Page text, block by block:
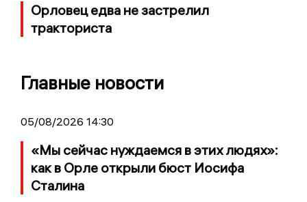
Орловец едва не застрелил
тракториста
Главные новости
05/08/2026 14:30
«Мы сейчас нуждаемся в этих людях»:
как в Орле открыли бюст Иосифа
Сталина